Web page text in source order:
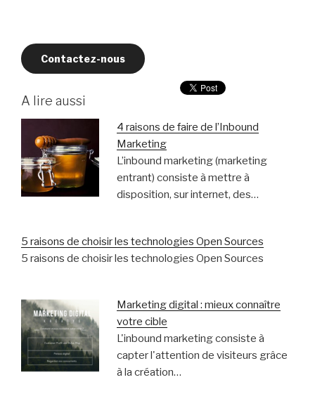
Contactez-nous
A lire aussi
4 raisons de faire de l’Inbound
Marketing
L’inbound marketing (marketing
entrant) consiste à mettre à
disposition, sur internet, des…
5 raisons de choisir les technologies Open Sources
5 raisons de choisir les technologies Open Sources
Marketing digital : mieux connaître
votre cible
L'inbound marketing consiste à
capter l'attention de visiteurs grâce
à la création…